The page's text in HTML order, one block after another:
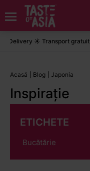
☀️ Transport gratuit la
Acasă Blog Japonia
Inspirație
ETICHETE
Bucătărie